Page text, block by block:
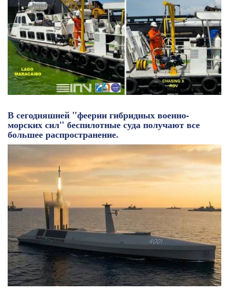
В сегодняшней "феерии гибридных военно-
морских сил" беспилотные суда получают все
большее распространение.